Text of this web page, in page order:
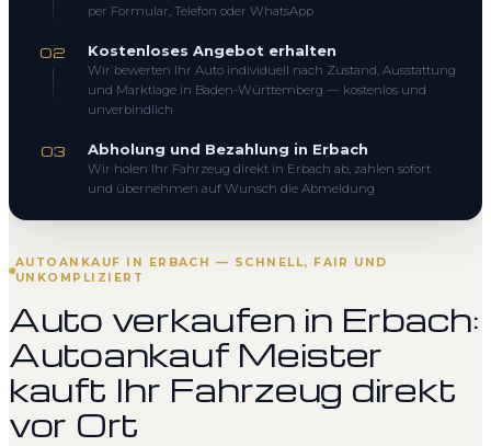
AUTOANKAUF IN ERBACH — SCHNELL, FAIR UND
UNKOMPLIZIERT
Auto verkaufen in Erbach:
Autoankauf Meister
kauft Ihr Fahrzeug direkt
vor Ort
per Formular, Telefon oder WhatsApp
02 Kostenloses Angebot erhalten
Wir bewerten Ihr Auto individuell nach Zustand, Ausstattung
und Marktlage in Baden-Württemberg — kostenlos und
unverbindlich
03 Abholung und Bezahlung in Erbach
Wir holen Ihr Fahrzeug direkt in Erbach ab, zahlen sofort
und übernehmen auf Wunsch die Abmeldung